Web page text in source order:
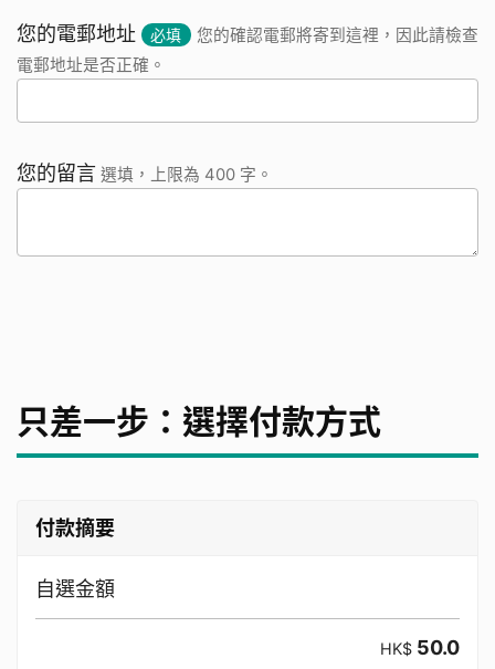
您的電郵地址 必填
您的確認電郵將寄到這裡，因此請檢查
電郵地址是否正確。
您的留言 選填，上限為 400 字。
只差一步：選擇付款方式
付款摘要
自選金額
HK$ 50.0